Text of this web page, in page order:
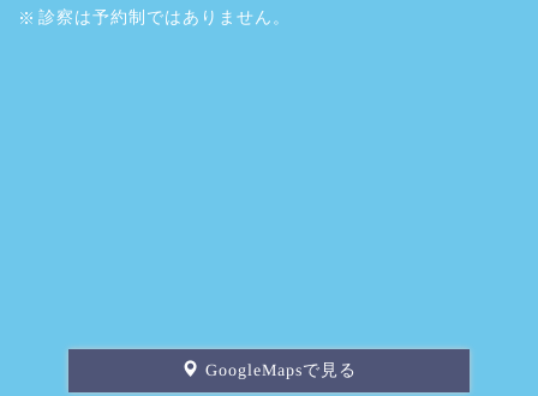
診察は予約制ではありません。
GoogleMapsで見る